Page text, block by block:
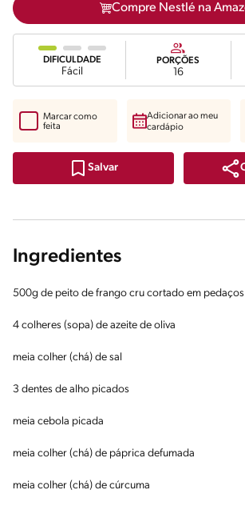
Compre Nestlé na
DIFICULDADE
Fácil
PORÇÕES
16
Salvar
Marcar como
feita
Adicionar ao meu
cardápio
Ingredientes
500g de peito de frango cru cortado em pedaços
4 colheres (sopa) de azeite de oliva
meia colher (chá) de sal
3 dentes de alho picados
meia cebola picada
meia colher (chá) de páprica defumada
meia colher (chá) de cúrcuma